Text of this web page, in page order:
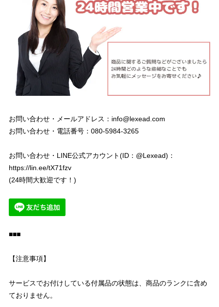
お問い合わせ・メールアドレス： info@lexead.com
お問い合わせ・電話番号：080-5984-3265
お問い合わせ・LINE公式アカウント(ID：@Lexead)：
https://lin.ee/tX71fzv
(24時間大歓迎です！)
■■■
【注意事項】
サービスでお付けしている付属品の状態は、商品のランクに含め
ておりません。